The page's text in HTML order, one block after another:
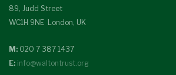
89, Judd Street
WC1H 9NE London, UK
M: 020 7 387 1437
E: info@waltontrust.org